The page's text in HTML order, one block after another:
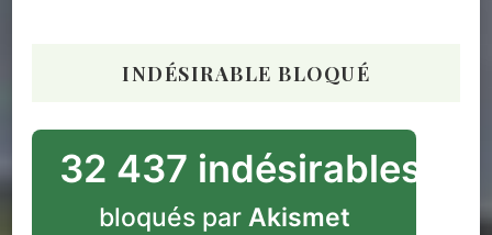
INDÉSIRABLE BLOQUÉ
32 437 indésirables
bloqués par Akismet